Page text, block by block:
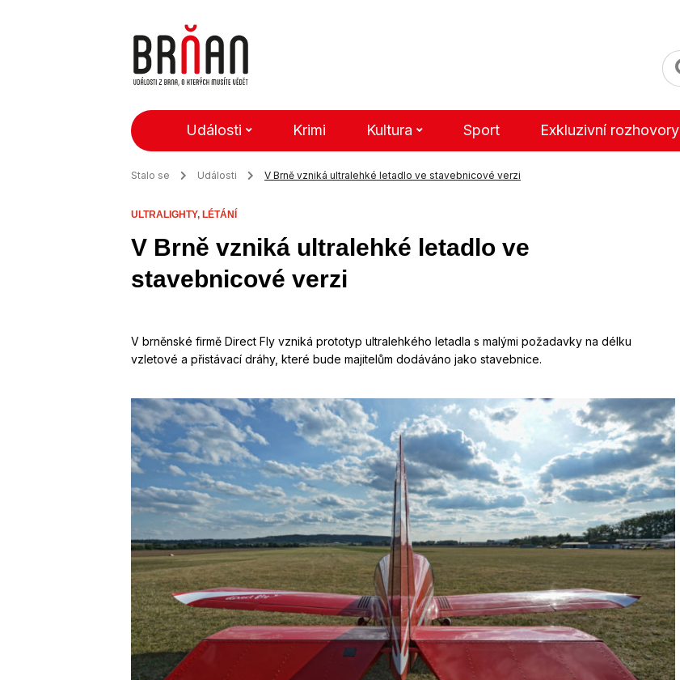
Události Krimi Kultura Sport Exkluzivní rozhovory
Stalo se Události V Brně vzniká ultralehké letadlo ve stavebnicové verzi
ULTRALIGHTY, LÉTÁNÍ
V Brně vzniká ultralehké letadlo ve
stavebnicové verzi
V brněnské firmě Direct Fly vzniká prototyp ultralehkého letadla s malými požadavky na délku
vzletové a přistávací dráhy, které bude majitelům dodáváno jako stavebnice.